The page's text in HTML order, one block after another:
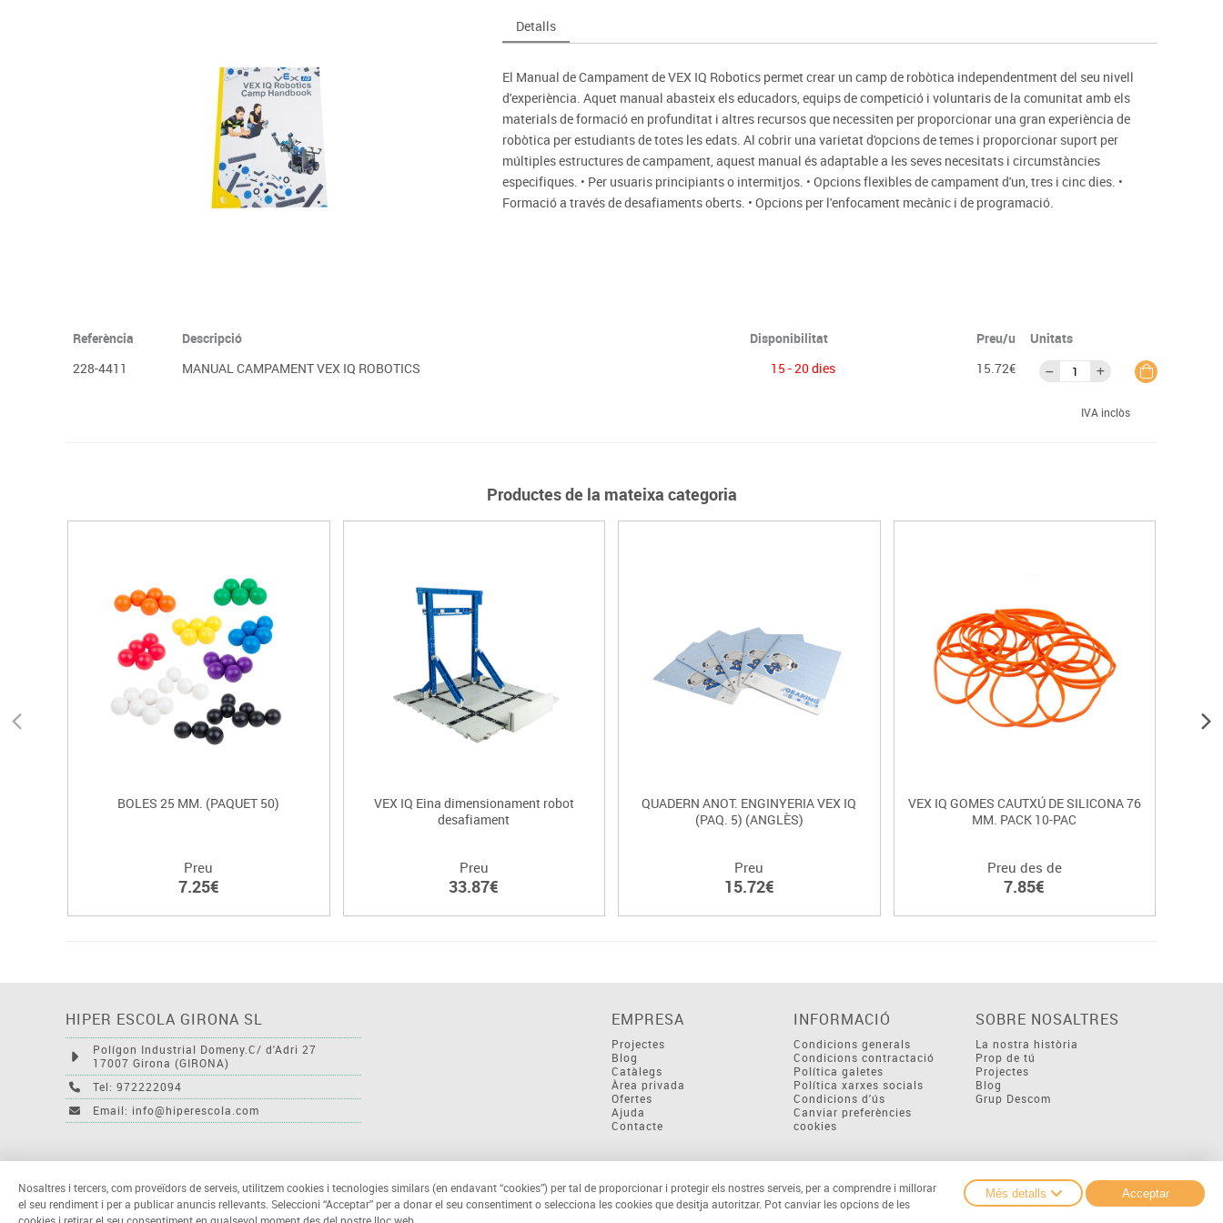
Psicomotricitat
Jocs simbòlics
Videoprojecció
Taules escolars, abatibles i polivalents
Penjadors, prestatges i taquilles
Cadires, bancs i tamborets
Entrenament
Foam
Esports raqueta
Gimnàstica rítmica
Detalls
El Manual de Campament de VEX IQ Robotics permet crear un camp de robòtica independentment del seu nivell
d'experiència. Aquet manual abasteix els educadors, equips de competició i voluntaris de la comunitat amb els
materials de formació en profunditat i altres recursos que necessiten per proporcionar una gran experiència de
robòtica per estudiants de totes les edats. Al cobrir una varietat d'opcions de temes i proporcionar suport per
múltiples estructures de campament, aquest manual és adaptable a les seves necesitats i circumstàncies
especifiques. • Per usuaris principiants o intermitjos. • Opcions flexibles de campament d'un, tres i cinc dies. •
Formació a través de desafiaments oberts. • Opcions per l'enfocament mecànic i de programació.
Referència Descripció Disponibilitat Preu/u
Unitats
228-4411
MANUAL CAMPAMENT VEX IQ ROBOTICS 15 - 20 dies 15.72€
IVA inclòs
Productes de la mateixa categoria
BOLES 25 MM. (PAQUET 50)
Preu
7.25€
VEX IQ Eina dimensionament robot
desafiament
Preu
33.87€
QUADERN ANOT. ENGINYERIA VEX IQ
(PAQ. 5) (ANGLÈS)
Preu
15.72€
VEX IQ GOMES CAUTXÚ DE SILICONA 76
MM. PACK 10-PAC
Preu des de
7.85€
HIPER ESCOLA GIRONA SL
Polígon Industrial Domeny.C/ d'Adri 27
17007 Girona (GIRONA)
Tel: 972222094
Email: info@hiperescola.com
EMPRESA
Projectes
Blog
Catàlegs
Àrea privada
Ofertes
Ajuda
Contacte
INFORMACIÓ
Condicions generals
Condicions contractació
Política galetes
Política xarxes socials
Condicions d'ús
Canviar preferències
cookies
SOBRE NOSALTRES
La nostra història
Prop de tú
Projectes
Blog
Grup Descom
Nosaltres i tercers, com proveïdors de serveis, utilitzem cookies i tecnologies similars (en endavant “cookies”) per tal de proporcionar i protegir els nostres serveis, per a comprendre i millorar
el seu rendiment i per a publicar anuncis rellevants. Seleccioni “Acceptar” per a donar el seu consentiment o selecciona les cookies que desitja autoritzar. Pot canviar les opcions de les
Més detalls Acceptar